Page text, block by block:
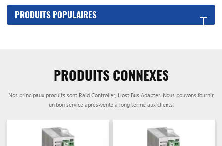
PRODUITS POPULAIRES
PRODUITS CONNEXES
Nos principaux produits sont Raid Controller, Host Bus Adapter. Nous pouvons fournir
un bon service après-vente à long terme aux clients.